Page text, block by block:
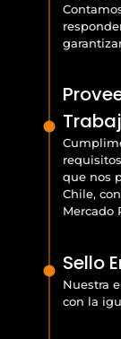
que nos
Chile,
Mercado
Sello
Nuestra
con la